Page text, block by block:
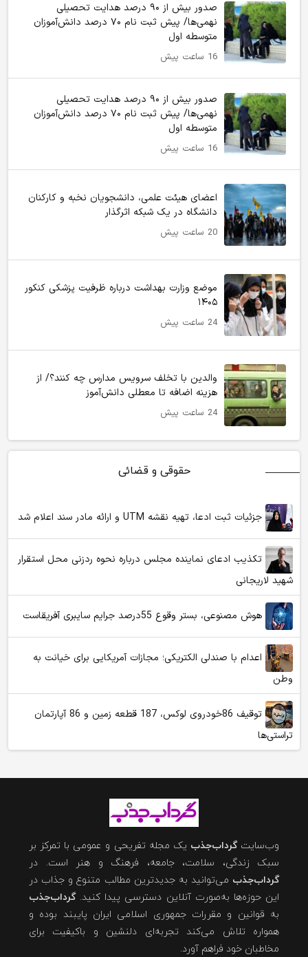
صدور بیش از ۹۰ درصد هدایت تحصیلی
نهمی‌ها/ پیش ثبت نام ۷۰ درصد دانش‌آموزان
متوسطه اول
16 ساعت پیش
صدور بیش از ۹۰ درصد هدایت تحصیلی
نهمی‌ها/ پیش ثبت نام ۷۰ درصد دانش‌آموزان
متوسطه اول
16 ساعت پیش
اعضای هیئت علمی، دانشجویان نخبه و کارکنان
دانشگاه در یک شبکه‌ اثرگذار
20 ساعت پیش
موضع وزارت بهداشت درباره ظرفیت پزشکی کنکور
۱۴۰۵
24 ساعت پیش
والدین با تخلف سرویس مدارس چه کنند؟/ از
هزینه اضافه تا معطلی دانش‌آموز
24 ساعت پیش
حقوقی و قضائی
جزئیات ثبت ادعا، تهیه نقشه UTM و ارائه مادر سند اعلام شد
تکذیب ادعای نماینده مجلس درباره نحوه ردزنی محل استقرار
شهید لاریجانی
هوش مصنوعی، بستر وقوع 55درصد جرایم سایبری آفریقاست
اعدام با صندلی الکتریکی؛ مجازات آمریکایی برای خیانت به
وطن
توقیف 86خودروی لوکس، 187 قطعه زمین و 86 آپارتمان
تراستی‌ها
وب‌سایتگرداب‌جذب یک مجله تفریحی و عمومی با تمرکز بر
سبک زندگی، سلامت، جامعه، فرهنگ و هنر است. در
گرداب‌جذب می‌توانید به جدیدترین مطالب متنوع و جذاب در
این حوزه‌ها به‌صورت آنلاین دسترسی پیدا کنید.گرداب‌جذب
به قوانین و مقررات جمهوری اسلامی ایران پایبند بوده و
همواره تلاش می‌کند تجربه‌ای دلنشین و باکیفیت برای
مخاطبان خود فراهم آورد.